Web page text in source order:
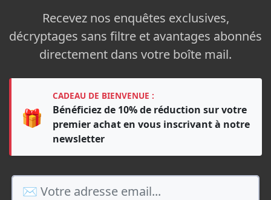
Recevez nos enquêtes exclusives,
décryptages sans filtre et avantages abonnés
directement dans votre boîte mail.
🎁
CADEAU DE BIENVENUE :
Bénéficiez de 10% de réduction sur votre
premier achat en vous inscrivant à notre
newsletter